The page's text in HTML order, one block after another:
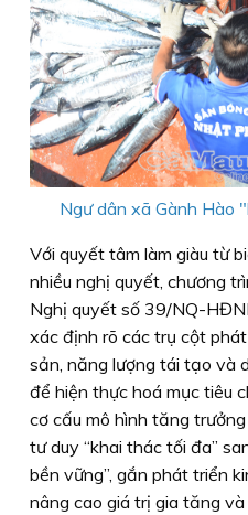
Ngư dân xã Gành Hào
Với quyết tâm làm giàu từ
nhiều nghị quyết, chương
Nghị quyết số 39/NQ-
xác định rõ các trụ cột
sản, năng lượng tái tạo và
để hiện thực hoá mục tiêu
cơ cấu mô hình tăng
tư duy “khai thác tối đa”
bền vững”, gắn phát triển
nâng cao giá trị gia tăng